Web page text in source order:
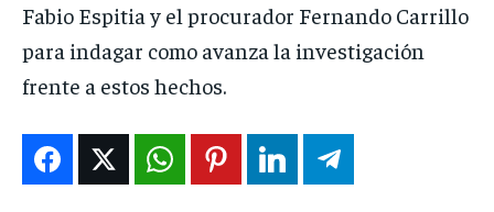
Fabio Espitia y el procurador Fernando Carrillo
para indagar como avanza la investigación
frente a estos hechos.